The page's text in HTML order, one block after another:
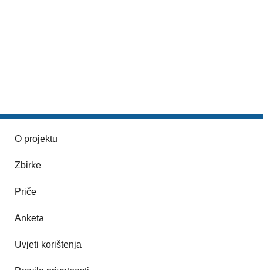
O projektu
Zbirke
Priče
Anketa
Uvjeti korištenja